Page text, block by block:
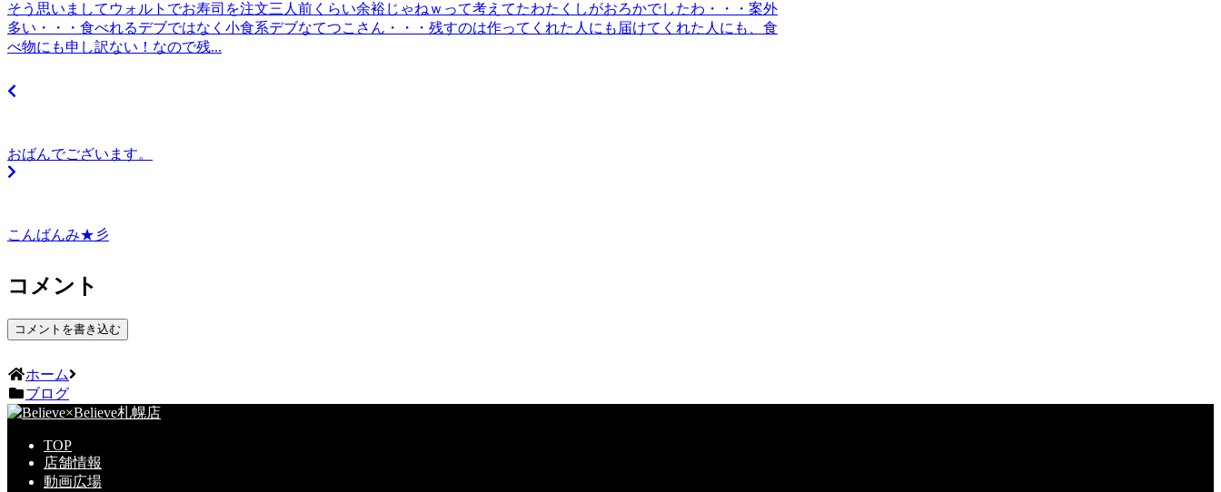
そう思いましてウォルトでお寿司を注文三人前くらい余裕じゃねｗって考えてたわたくしがおろかでしたわ・・・案外
多い・・・食べれるデブではなく小食系デブなてつこさん・・・残すのは作ってくれた人にも届けてくれた人にも、食
べ物にも申し訳ない！なので残...
おばんでございます。
こんばんみ★彡
コメント
コメントを書き込む
ホーム
ブログ
TOP
店舗情報
動画広場